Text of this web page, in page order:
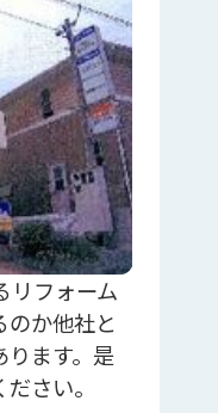
リフォーム
のか他社と
ります。是
さい。